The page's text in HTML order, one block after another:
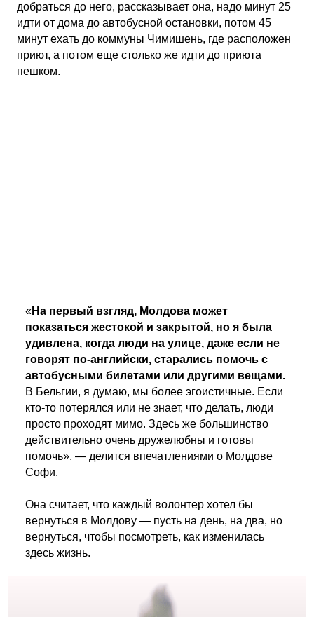
добраться до него, рассказывает она, надо минут 25
идти от дома до автобусной остановки, потом 45
минут ехать до коммуны Чимишень, где расположен
приют, а потом еще столько же идти до приюта
пешком.
«На первый взгляд, Молдова может
показаться жестокой и закрытой, но я была
удивлена, когда люди на улице, даже если не
говорят по-английски, старались помочь с
автобусными билетами или другими вещами.
В Бельгии, я думаю, мы более эгоистичные. Если
кто-то потерялся или не знает, что делать, люди
просто проходят мимо. Здесь же большинство
действительно очень дружелюбны и готовы
помочь», — делится впечатлениями о Молдове
Софи.
Она считает, что каждый волонтер хотел бы
вернуться в Молдову — пусть на день, на два, но
вернуться, чтобы посмотреть, как изменилась
здесь жизнь.